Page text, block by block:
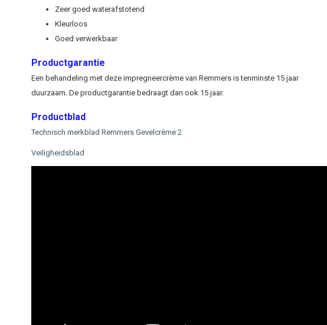
Zeer goed waterafstotend
Kleurloos
Goed verwerkbaar
Productgarantie
Een behandeling met deze impregneercrème van Remmers is tenminste 15 jaar
duurzaam. De productgarantie bedraagt dan ook 15 jaar.
Productblad
Technisch merkblad Remmers Gevelcrème 2
Veiligheidsblad